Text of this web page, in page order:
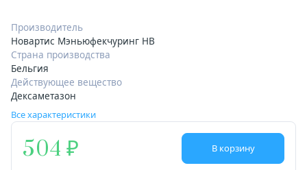
Производитель
Новартис Мэньюфекчуринг НВ
Страна производства
Бельгия
Действующее вещество
Дексаметазон
Все характеристики
504 В корзину